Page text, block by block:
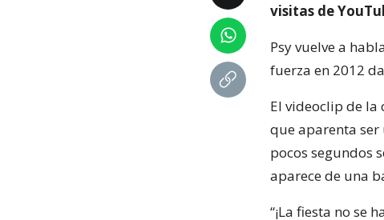
visitas de
Psy vuelve a
fuerza en 2012
El videoclip de la
que aparenta ser
pocos segundos
aparece de una
“¡La fiesta no se